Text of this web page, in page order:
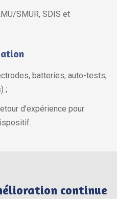
SMUR, SDIS et
batteries, auto-tests,
;
d'expérience pour
continue